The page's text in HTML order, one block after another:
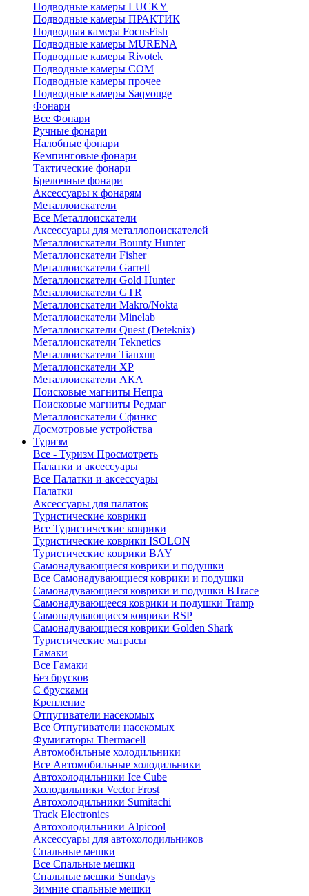
Подводные камеры LUCKY
Подводные камеры ПРАКТИК
Подводная камера FocusFish
Подводные камеры MURENA
Подводные камеры Rivotek
Подводные камеры СОМ
Подводные камеры прочее
Подводные камеры Saqvouge
Фонари
Все Фонари
Ручные фонари
Налобные фонари
Кемпинговые фонари
Тактические фонари
Брелочные фонари
Аксессуары к фонарям
Металлоискатели
Все Металлоискатели
Аксессуары для металлопоискателей
Металлоискатели Bounty Hunter
Металлоискатели Fisher
Металлоискатели Garrett
Металлоискатели Gold Hunter
Металлоискатели GTR
Металлоискатели Makro/Nokta
Металлоискатели Minelab
Металлоискатели Quest (Deteknix)
Металлоискатели Teknetics
Металлоискатели Tianxun
Металлоискатели XP
Металлоискатели АКА
Поисковые магниты Непра
Поисковые магниты Редмаг
Металлоискатели Сфинкс
Досмотровые устройства
Туризм
Все - Туризм Просмотреть
Палатки и аксессуары
Все Палатки и аксессуары
Палатки
Аксессуары для палаток
Туристические коврики
Все Туристические коврики
Туристические коврики ISOLON
Туристические коврики BAY
Самонадувающиеся коврики и подушки
Все Самонадувающиеся коврики и подушки
Самонадувающиеся коврики и подушки BTrace
Самонадувающееся коврики и подушки Tramp
Самонадувающиеся коврики RSP
Самонадувающиеся коврики Golden Shark
Туристические матрасы
Гамаки
Все Гамаки
Без брусков
С брусками
Крепление
Отпугиватели насекомых
Все Отпугиватели насекомых
Фумигаторы Thermacell
Автомобильные холодильники
Все Автомобильные холодильники
Автохолодильники Ice Cube
Холодильники Vector Frost
Автохолодильники Sumitachi
Track Electronics
Автохолодильники Alpicool
Аксессуары для автохолодильников
Спальные мешки
Все Спальные мешки
Спальные мешки Sundays
Зимние спальные мешки